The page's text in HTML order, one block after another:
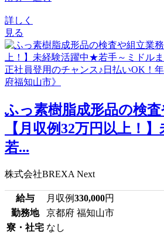
詳しく
見る
ふっ素樹脂成形品の検査
【月収例32万円以上！
若...
株式会社BREXA Next
給与 月収例330,000円
勤務地
京都府 福知山市
寮・社宅 なし